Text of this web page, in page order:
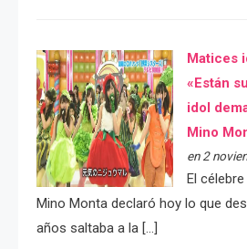
Matices
«Están
idol
Mino
en 2
El
Mino Monta declaró hoy lo que
años saltaba a la […]